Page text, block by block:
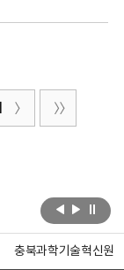
충북과학기술혁신원